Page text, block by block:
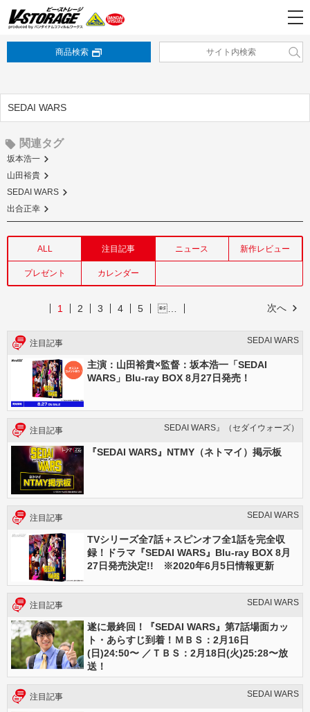
商品検索
SEDAI WARS
関連タグ
坂本浩一
山田裕貴
SEDAI WARS
出合正幸
ALL 注目記事 ニュース 新作レビュー
プレゼント カレンダー
次へ
1 2 3 4 5 …
注目記事 SEDAI WARS
主演：山田裕貴×監督：坂本浩一「SEDAI
WARS」Blu-ray BOX 8月27日発売！
注目記事 SEDAI WARS』（セダイウォーズ）
『SEDAI WARS』NTMY（ネトマイ）掲示板
注目記事 SEDAI WARS
TVシリーズ全7話＋スピンオフ全1話を完全収
録！ドラマ『SEDAI WARS』Blu-ray BOX 8月
27日発売決定!! ※2020年6月5日情報更新
注目記事 SEDAI WARS
遂に最終回！『SEDAI WARS』第7話場面カッ
ト・あらすじ到着！ＭＢＳ：2月16日
(日)24:50〜 ／ＴＢＳ：2月18日(火)25:28〜放
送！
注目記事 SEDAI WARS